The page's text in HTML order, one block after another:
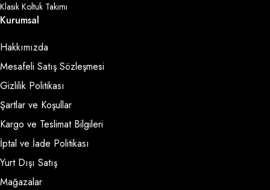
Klasik Koltuk Takımı
Kurumsal
Hakkımızda
Mesafeli Satış Sözleşmesi
Gizlilik Politikası
Şartlar ve Koşullar
Kargo ve Teslimat Bilgileri
İptal ve İade Politikası
Yurt Dışı Satış
Mağazalar